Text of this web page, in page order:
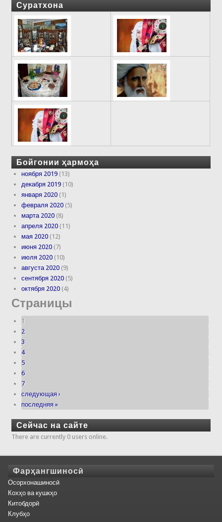
Суратхона
Бойгонии ҳармоҳа
ноября 2019 (13)
декабря 2019 (10)
января 2020 (1)
февраля 2020 (5)
марта 2020 (8)
апреля 2020 (11)
мая 2020 (12)
июня 2020 (7)
июля 2020 (10)
августа 2020 (9)
сентября 2020 (5)
октября 2020 (4)
Страницы
1
2
3
4
5
6
7
следующая ›
последняя »
Сейчас на сайте
There are currently 0 users online.
Фарҳангшиносӣ
Осорхонашиносӣ
Кохҳо ва кушкҳо
Китобдорӣ
Клубҳо